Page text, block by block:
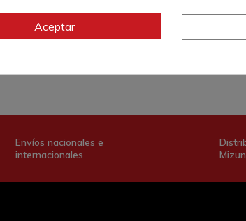
Envíos nacionales e
internacionales
Aceptar